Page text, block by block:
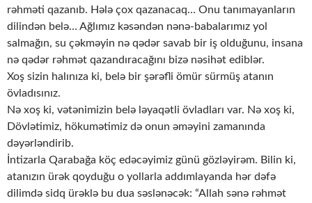
rəhməti qazanıb. Hələ çox qazanacaq… Onu tanımayanların
dilindən belə… Ağlımız kəsəndən nənə-babalarımız yol
salmağın, su çəkməyin nə qədər savab bir iş olduğunu, insana
nə qədər rəhmət qazandıracağını bizə nəsihət ediblər.
Xoş sizin halınıza ki, belə bir şərəfli ömür sürmüş atanın
övladısınız.
Nə xoş ki, vətənimizin belə ləyaqətli övladları var. Nə xoş ki,
Dövlətimiz, hökumətimiz də onun əməyini zamanında
dəyərləndirib.
İntizarla Qarabağa köç edəcəyimiz günü gözləyirəm. Bilin ki,
atanızın ürək qoyduğu o yollarla addımlayanda hər dəfə
dilimdə sidq ürəklə bu dua səslənəcək: “Allah sənə rəhmət